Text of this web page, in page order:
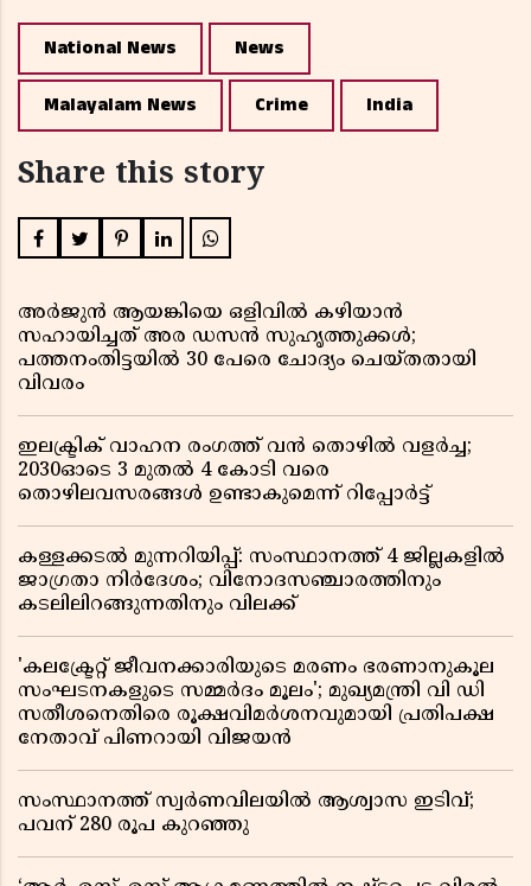
National News News
Malayalam News Crime India
Share this story
അർജുൻ ആയങ്കിയെ ഒളിവിൽ കഴിയാൻ
സഹായിച്ചത് അര ഡസൻ സുഹൃത്തുക്കൾ;
പത്തനംതിട്ടയിൽ 30 പേരെ ചോദ്യം ചെയ്തതായി
വിവരം ​​​​​​​
ഇലക്ട്രിക് വാഹന രംഗത്ത് വൻ തൊഴിൽ വളർച്ച;
2030ഓടെ 3 മുതൽ 4 കോടി വരെ
തൊഴിലവസരങ്ങൾ ഉണ്ടാകുമെന്ന് റിപ്പോർട്ട്
കള്ളക്കടൽ മുന്നറിയിപ്പ്: സംസ്ഥാനത്ത് 4 ജില്ലകളിൽ
ജാഗ്രതാ നിർദേശം; വിനോദസഞ്ചാരത്തിനും
കടലിലിറങ്ങുന്നതിനും വിലക്ക്
'കലക്ട്രേറ്റ് ജീവനക്കാരിയുടെ മരണം ഭരണാനുകൂല
സംഘടനകളുടെ സമ്മർദം മൂലം'; മുഖ്യമന്ത്രി വി ഡി
സതീശനെതിരെ രൂക്ഷവിമർശനവുമായി പ്രതിപക്ഷ
നേതാവ് പിണറായി വിജയൻ
സംസ്ഥാനത്ത് സ്വര്‍ണവിലയില്‍ ആശ്വാസ ഇടിവ്;
പവന് 280 രൂപ കുറഞ്ഞു